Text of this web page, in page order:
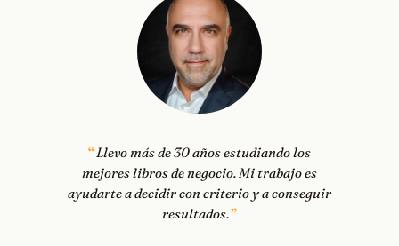
Llevo más de 30 años estudiando los
mejores libros de negocio. Mi trabajo es
ayudarte a decidir con criterio y a conseguir
resultados.